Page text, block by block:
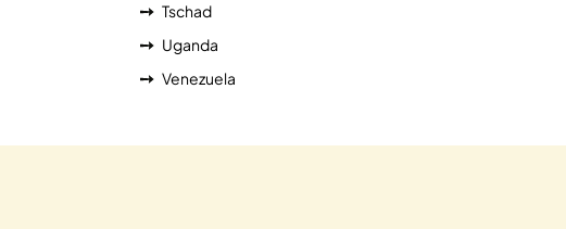
Tschad
Uganda
Venezuela